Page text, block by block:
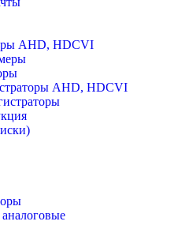
AHD, HDCVI
AHD, HDCVI